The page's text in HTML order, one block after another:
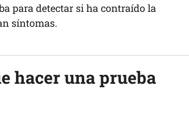
para detectar si ha contraído la
síntomas.
hacer una prueba